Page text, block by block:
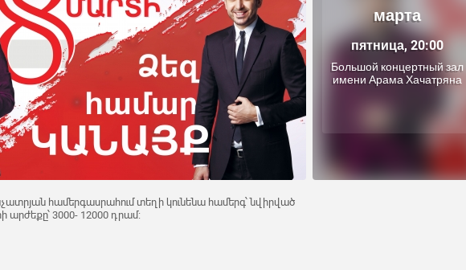
марта
пятница, 20:00
Большой концертный зал
имени Арама Хачатряна
համերգասրահում տեղի կունենա համերգ՝ նվիրված
արժեքը՝ 3000- 12000 դրամ: